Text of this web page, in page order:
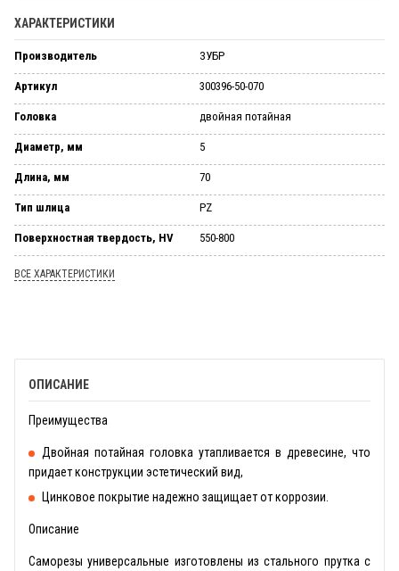
ХАРАКТЕРИСТИКИ
Производитель ЗУБР
Артикул 300396-50-070
Головка двойная потайная
Диаметр, мм 5
Длина, мм 70
Тип шлица PZ
Поверхностная твердость, HV 550-800
ВСЕ ХАРАКТЕРИСТИКИ
ОПИСАНИЕ
Преимущества
Двойная потайная головка утапливается в древесине, что
придает конструкции эстетический вид,
Цинковое покрытие надежно защищает от коррозии.
Описание
Саморезы универсальные изготовлены из стального прутка с